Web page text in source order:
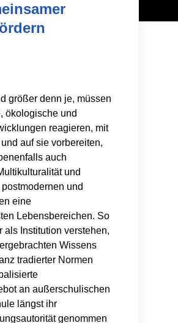
größer denn je, müssen
ökologische und
reagieren, mit
auf sie vorbereiten,
auch
und
und
eine
Lebensbereichen. So
als Institution verstehen,
Wissens
tradierter Normen
an außerschulischen
längst ihr
genommen